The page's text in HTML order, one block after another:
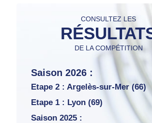
CONSULTEZ LES
DE LA COMPÉTITION
Saison 2026 :
Etape 2 : Argelès-sur-Mer (66)
Etape 1 : Lyon (69)
Saison 2025 :